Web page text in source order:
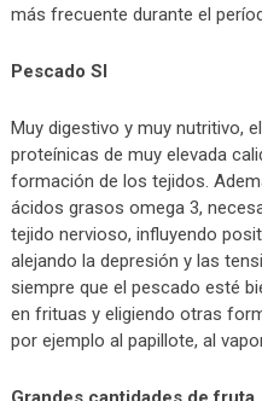
más frecuente durante el
Pescado SI
Muy digestivo y muy nutritivo,
proteínicas de muy elevada
formación de los tejidos.
ácidos grasos omega 3,
tejido nervioso, influyendo
alejando la depresión y las
siempre que el pescado esté
en frituas y eligiendo otras
por ejemplo al papillote, al